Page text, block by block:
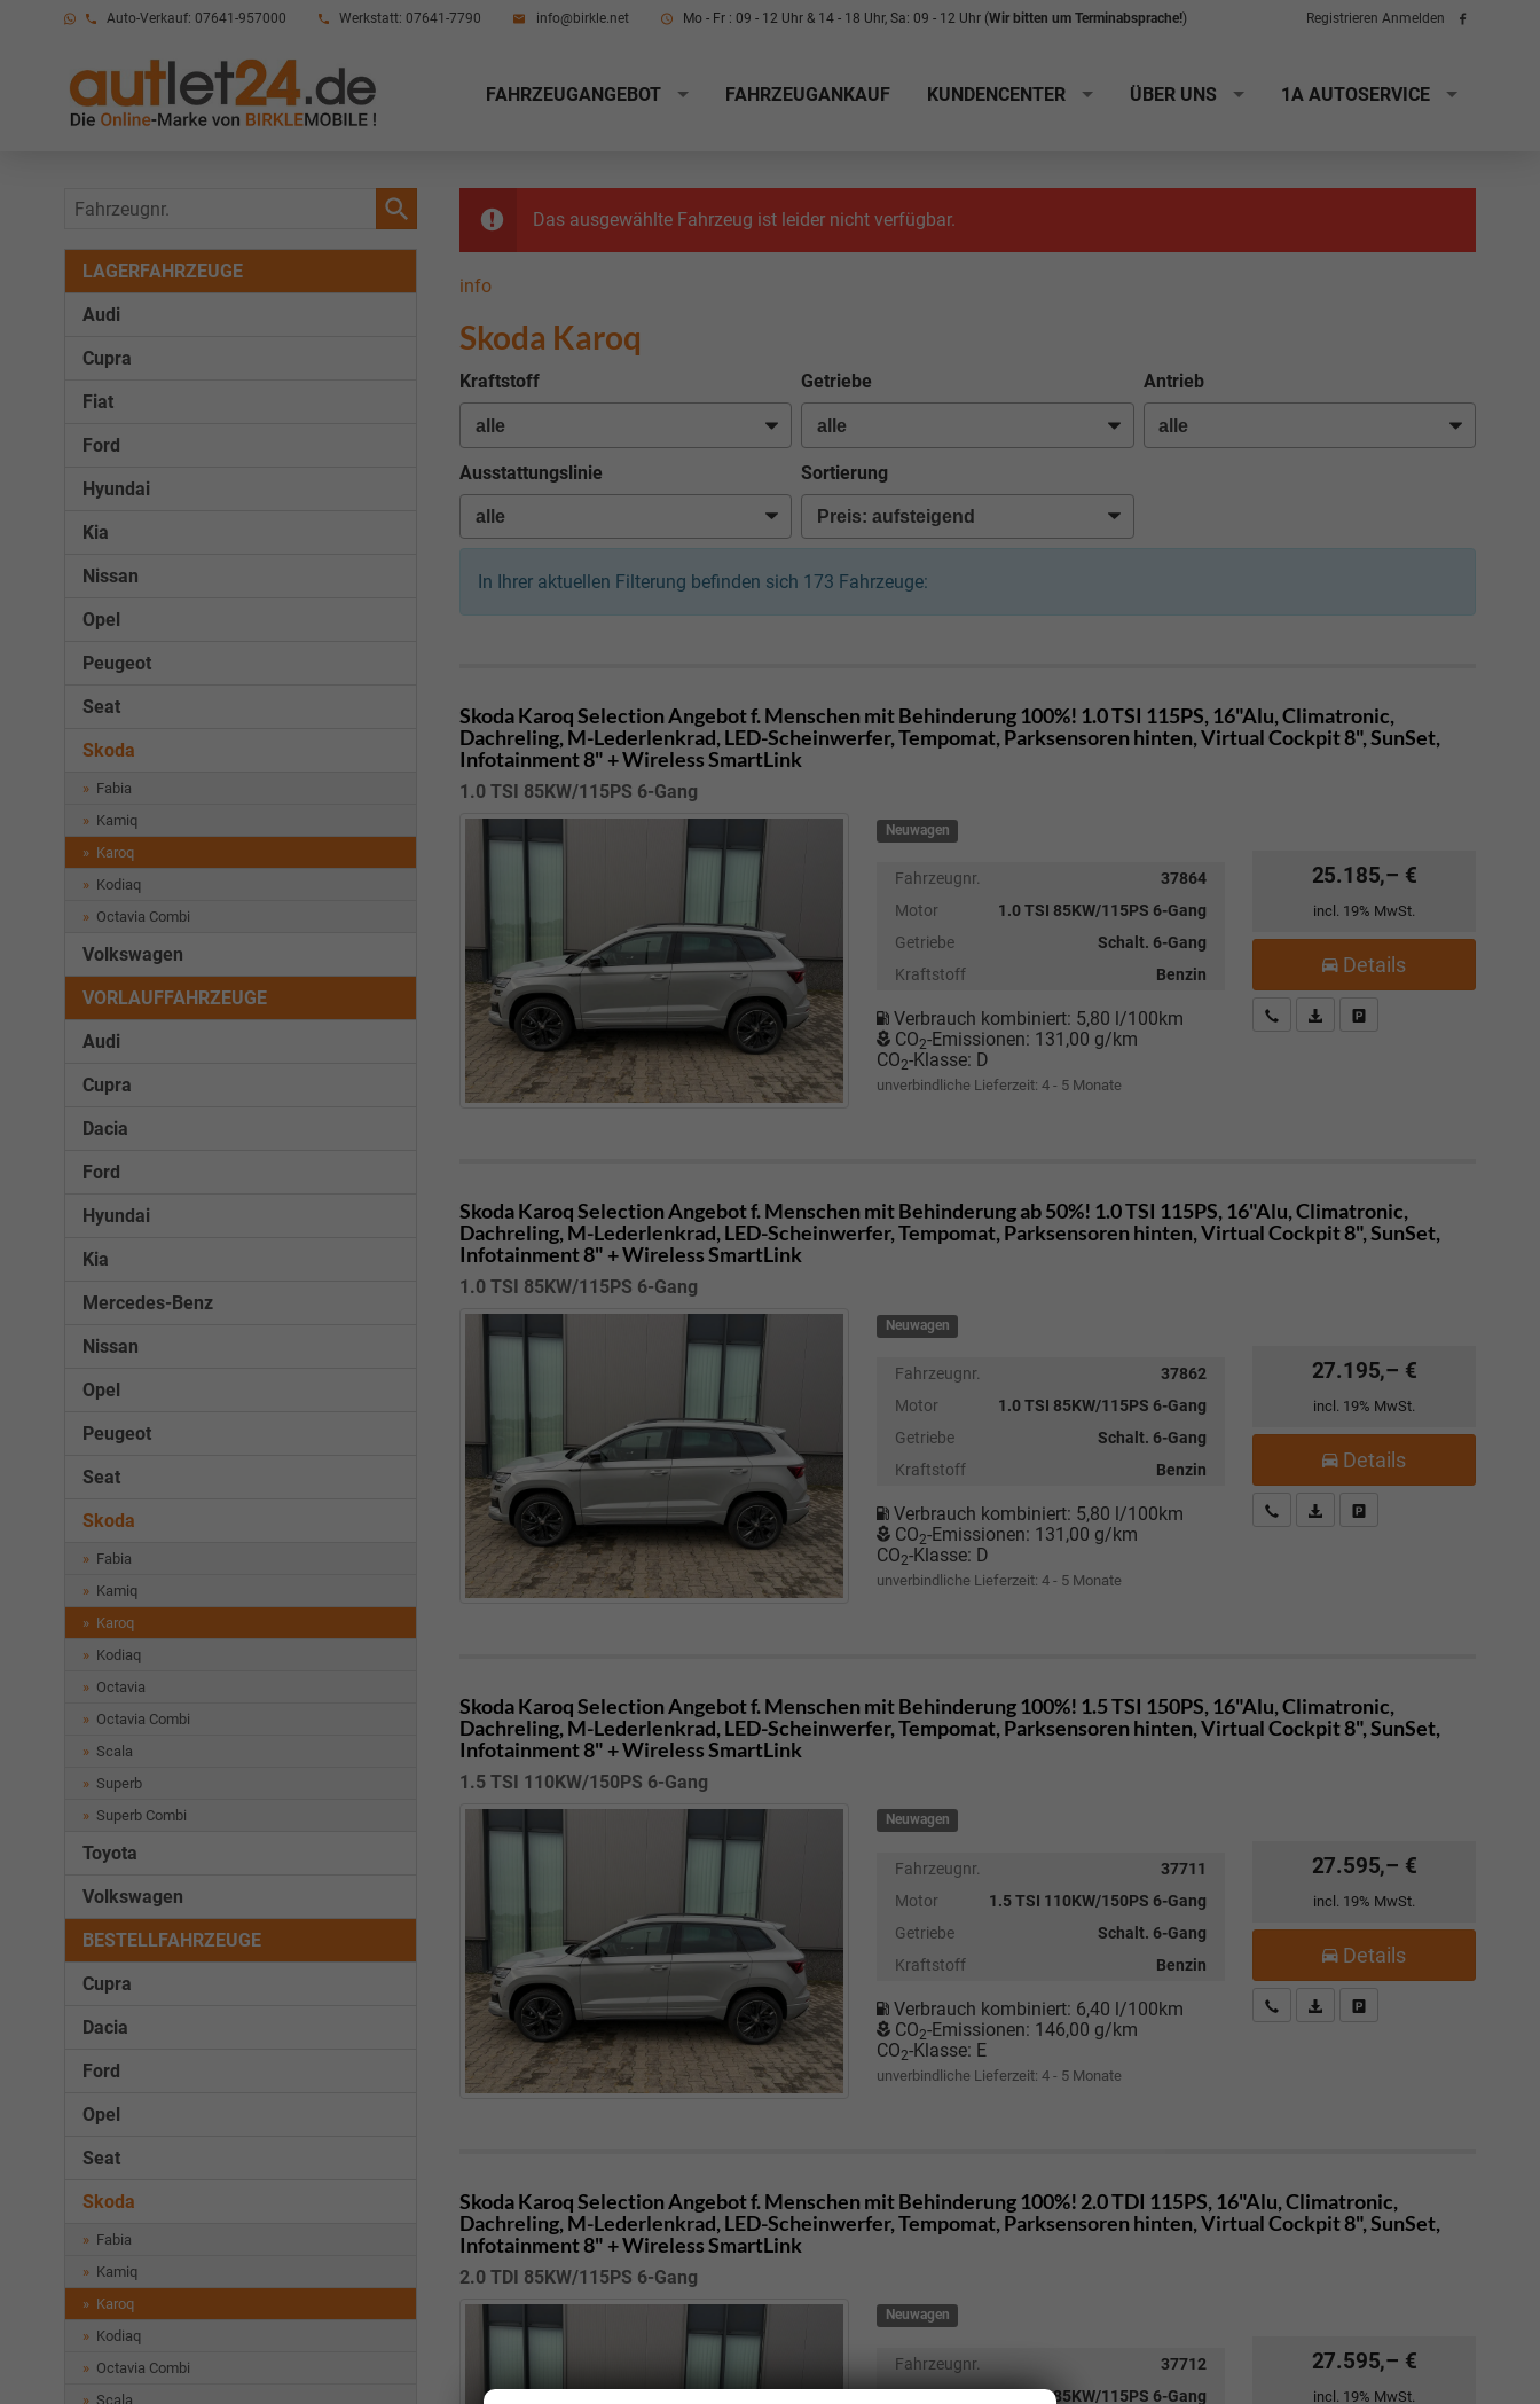
Auto-Verkauf: 07641-957000 Werkstatt: 07641-7790 info@birkle.net Mo - Fr : 09 - 12 Uhr & 14 - 18 Uhr, Sa: 09 - 12 Uhr (Wir bitten um Terminabsprache!) Registrieren Anmelden
Folge
FAHRZEUGANGEBOT FAHRZEUGANKAUF KUNDENCENTER ÜBER UNS 1A AUTOSERVICE
Das ausgewählte Fahrzeug ist leider nicht verfügbar.
info
Skoda Karoq
Kraftstoff Getriebe Antrieb
Ausstattungslinie Sortierung
In Ihrer aktuellen Filterung befinden sich 173 Fahrzeuge:
Skoda KaroqSelection Angebot f. Menschen mit Behinderung 100%! 1.0 TSI 115PS, 16"Alu, Climatronic,
Dachreling, M-Lederlenkrad, LED-Scheinwerfer, Tempomat, Parksensoren hinten, Virtual Cockpit 8", SunSet,
Infotainment 8" + Wireless SmartLink
1.0 TSI 85KW/115PS 6-Gang
Neuwagen
Fahrzeugnr.
37864
Motor
1.0 TSI 85KW/115PS 6-Gang
Getriebe
Schalt. 6-Gang
Kraftstoff
Benzin
Verbrauch kombiniert: 5,80 l/100km
CO2-Emissionen: 131,00 g/km
CO2-Klasse: D
unverbindliche Lieferzeit: 4 - 5 Monate
25.185,– €
incl. 19% MwSt.
Details
Kostenloser Rückruf-Service
PDF-Datei, Fahrzeugexposé
Skoda KaroqSelection Angebot f. Menschen mit Behinderung ab 50%! 1.0 TSI 115PS, 16"Alu, Climatronic,
Dachreling, M-Lederlenkrad, LED-Scheinwerfer, Tempomat, Parksensoren hinten, Virtual Cockpit 8", SunSet,
Infotainment 8" + Wireless SmartLink
1.0 TSI 85KW/115PS 6-Gang
Neuwagen
Fahrzeugnr.
37862
Motor
1.0 TSI 85KW/115PS 6-Gang
Getriebe
Schalt. 6-Gang
Kraftstoff
Benzin
Verbrauch kombiniert: 5,80 l/100km
CO2-Emissionen: 131,00 g/km
CO2-Klasse: D
unverbindliche Lieferzeit: 4 - 5 Monate
27.195,– €
incl. 19% MwSt.
Details
Kostenloser Rückruf-Service
PDF-Datei, Fahrzeugexposé
Skoda KaroqSelection Angebot f. Menschen mit Behinderung 100%! 1.5 TSI 150PS, 16"Alu, Climatronic,
Dachreling, M-Lederlenkrad, LED-Scheinwerfer, Tempomat, Parksensoren hinten, Virtual Cockpit 8", SunSet,
Infotainment 8" + Wireless SmartLink
1.5 TSI 110KW/150PS 6-Gang
Neuwagen
Fahrzeugnr.
37711
Motor
1.5 TSI 110KW/150PS 6-Gang
Getriebe
Schalt. 6-Gang
Kraftstoff
Benzin
Verbrauch kombiniert: 6,40 l/100km
CO2-Emissionen: 146,00 g/km
CO2-Klasse: E
unverbindliche Lieferzeit: 4 - 5 Monate
27.595,– €
incl. 19% MwSt.
Details
Kostenloser Rückruf-Service
PDF-Datei, Fahrzeugexposé
Skoda KaroqSelection Angebot f. Menschen mit Behinderung 100%! 2.0 TDI 115PS, 16"Alu, Climatronic,
Dachreling, M-Lederlenkrad, LED-Scheinwerfer, Tempomat, Parksensoren hinten, Virtual Cockpit 8", SunSet,
Infotainment 8" + Wireless SmartLink
2.0 TDI 85KW/115PS 6-Gang
Neuwagen
Fahrzeugnr.
37712
Motor
2.0 TDI 85KW/115PS 6-Gang
27.595,– €
incl. 19% MwSt.
Fahrzeugnr.
LAGERFAHRZEUGE
Audi
Cupra
Fiat
Ford
Hyundai
Kia
Nissan
Opel
Peugeot
Seat
Skoda
Fabia
Kamiq
Karoq
Kodiaq
Octavia Combi
Volkswagen
VORLAUFFAHRZEUGE
Audi
Cupra
Dacia
Ford
Hyundai
Kia
Mercedes-Benz
Nissan
Opel
Peugeot
Seat
Skoda
Fabia
Kamiq
Karoq
Kodiaq
Octavia
Octavia Combi
Scala
Superb
Superb Combi
Toyota
Volkswagen
BESTELLFAHRZEUGE
Cupra
Dacia
Ford
Opel
Seat
Skoda
Fabia
Kamiq
Karoq
Kodiaq
Octavia Combi
Scala